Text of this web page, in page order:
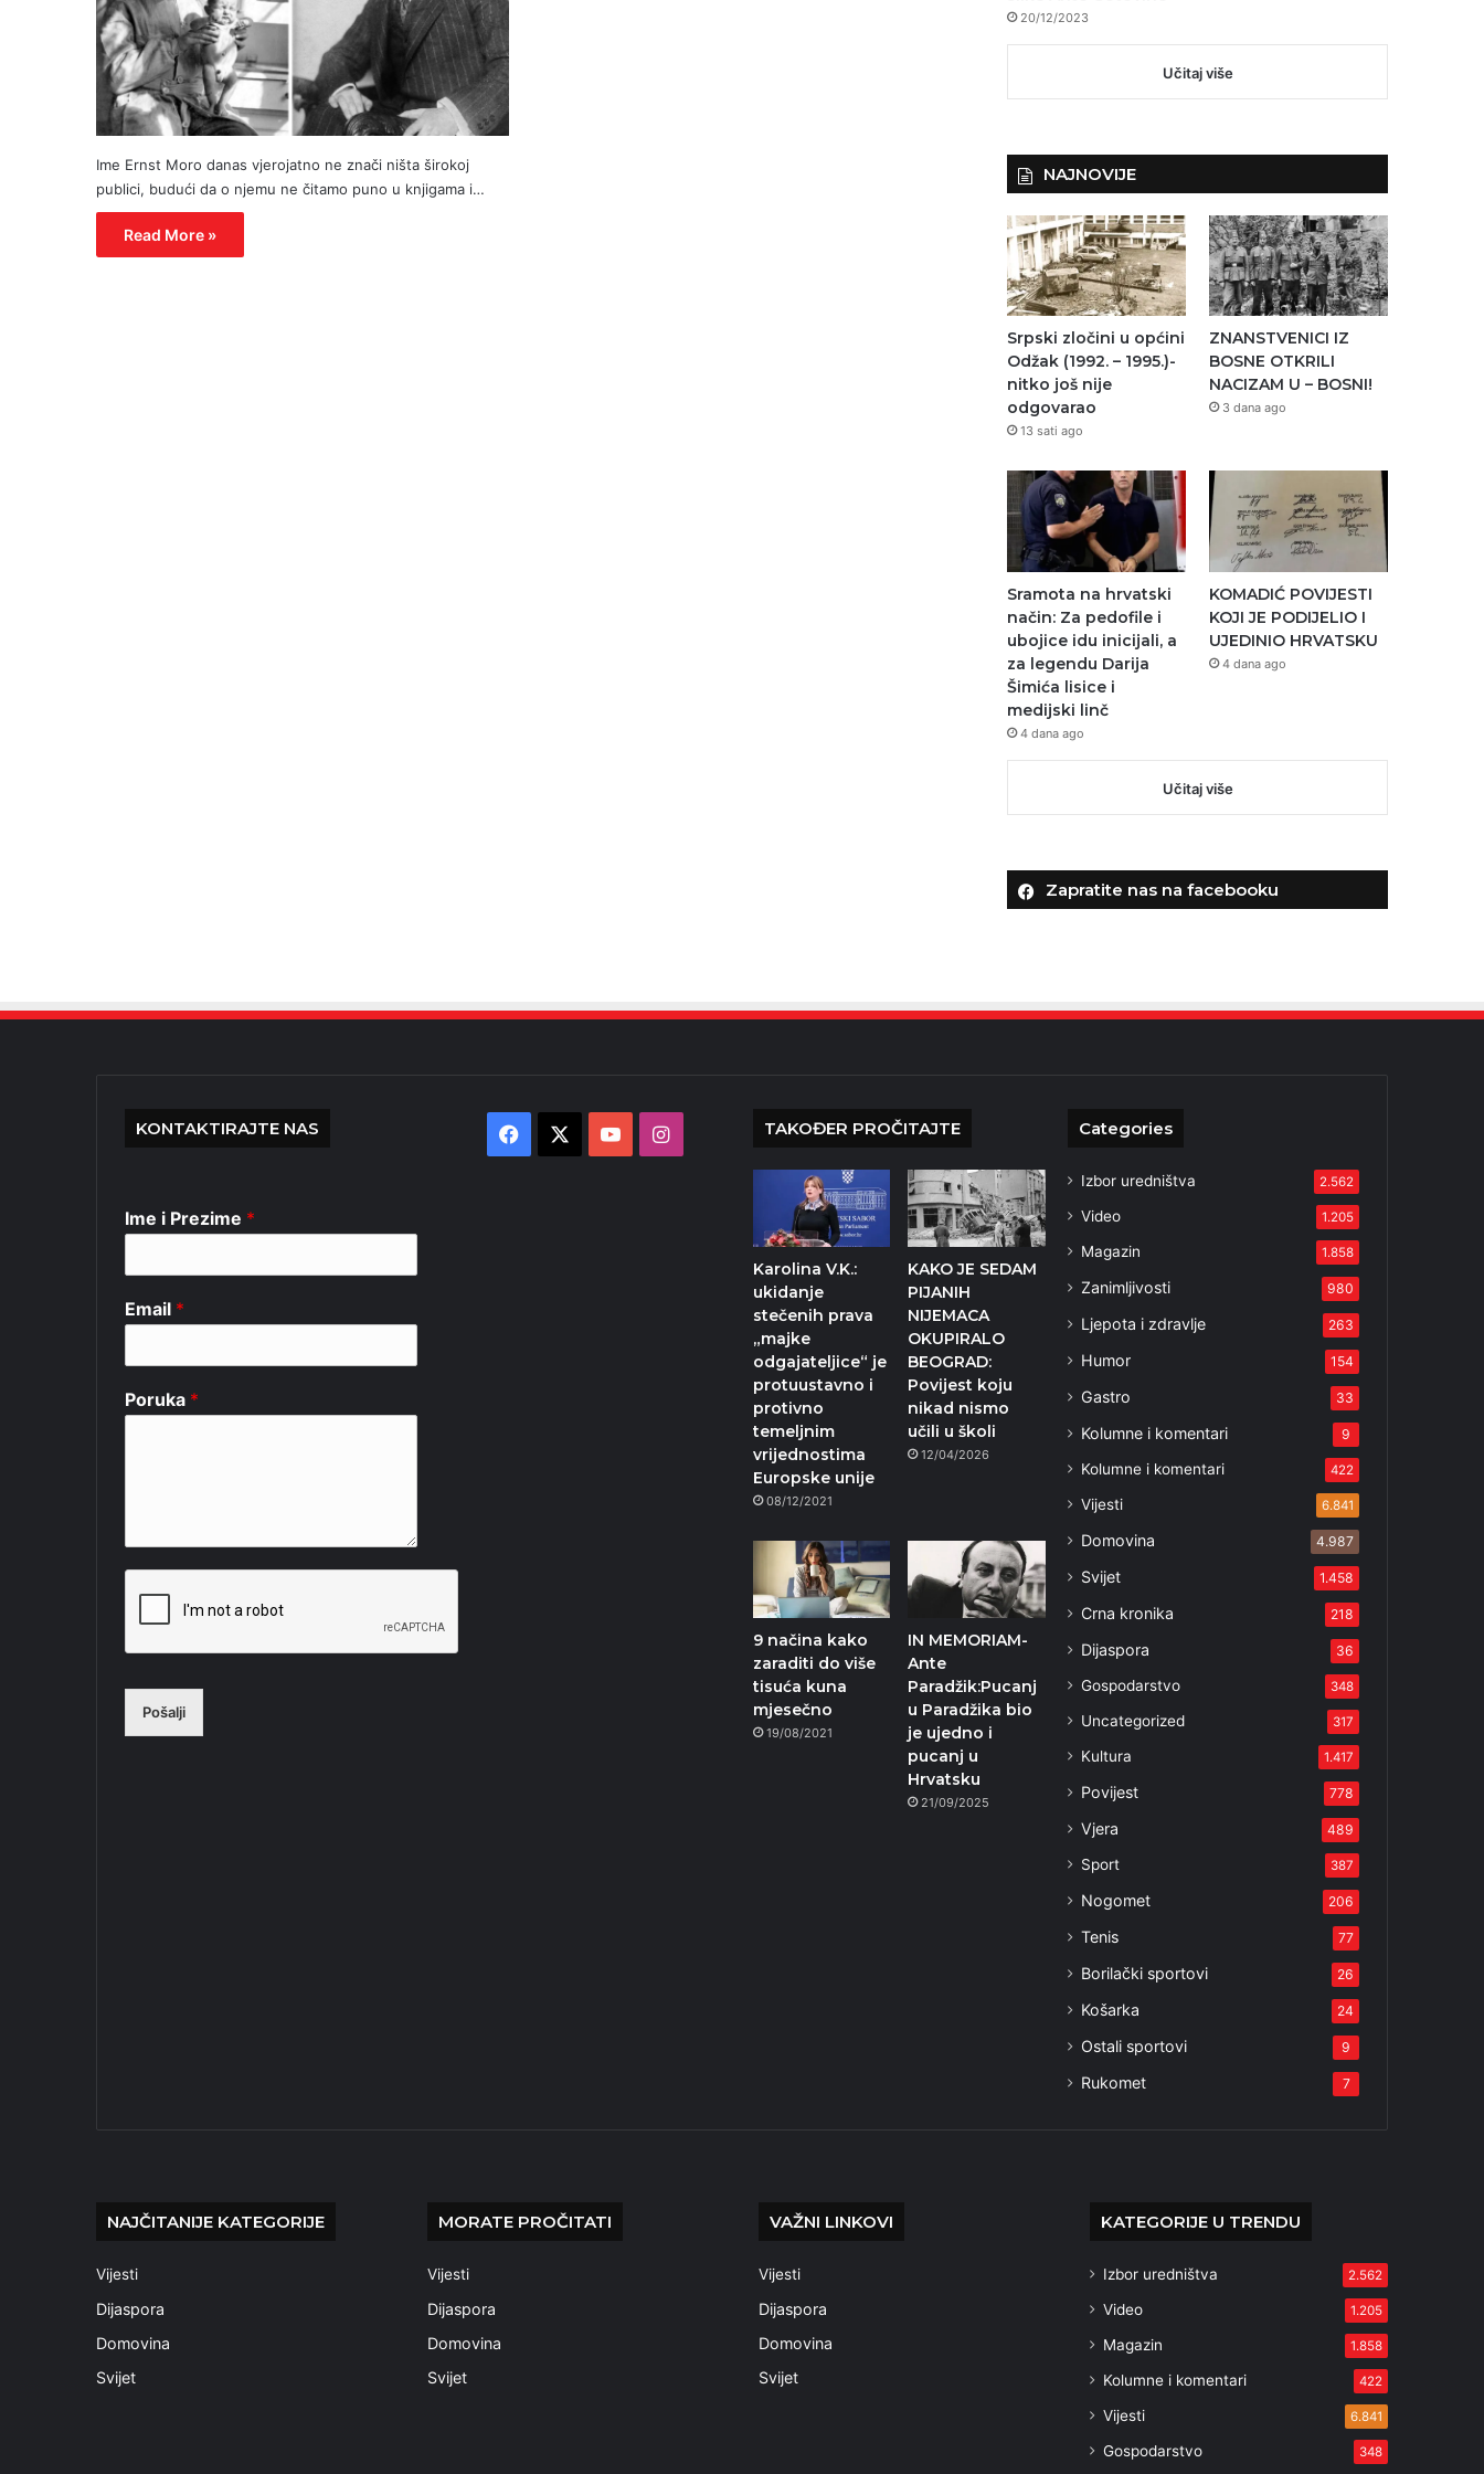
Ime Ernst Moro danas vjerojatno ne znači ništa širokoj
publici, budući da o njemu ne čitamo puno u knjigama i…
Read More »
20/12/2023
Učitaj više
NAJNOVIJE
Srpski zločini u općini
Odžak (1992. – 1995.)-
nitko još nije
odgovarao
13 sati ago
ZNANSTVENICI IZ
BOSNE OTKRILI
NACIZAM U – BOSNI!
3 dana ago
Sramota na hrvatski
način: Za pedofile i
ubojice idu inicijali, a
za legendu Darija
Šimića lisice i
medijski linč
4 dana ago
KOMADIĆ POVIJESTI
KOJI JE PODIJELIO I
UJEDINIO HRVATSKU
4 dana ago
Učitaj više
Zapratite nas na facebooku
KONTAKTIRAJTE NAS
Ime i Prezime *
Email *
Poruka *
Pošalji
Facebook YouTubeInstagram TAKOĐER PROČITAJTE
Karolina V.K.:
ukidanje
stečenih prava
„majke
odgajateljice“ je
protuustavno i
protivno
temeljnim
vrijednostima
Europske unije
08/12/2021
KAKO JE SEDAM
PIJANIH
NIJEMACA
OKUPIRALO
BEOGRAD:
Povijest koju
nikad nismo
učili u školi
12/04/2026
9 načina kako
zaraditi do više
tisuća kuna
mjesečno
19/08/2021
IN MEMORIAM-
Ante
Paradžik:Pucanj
u Paradžika bio
je ujedno i
pucanj u
Hrvatsku
21/09/2025
Categories
Izbor uredništva 2.562
Video 1.205
Magazin 1.858
Zanimljivosti 980
Ljepota i zdravlje 263
Humor 154
Gastro 33
Kolumne i komentari 9
Kolumne i komentari 422
Vijesti 6.841
Domovina 4.987
Svijet 1.458
Crna kronika 218
Dijaspora 36
Gospodarstvo 348
Uncategorized 317
Kultura 1.417
Povijest 778
Vjera 489
Sport 387
Nogomet 206
Tenis 77
Borilački sportovi 26
Košarka 24
Ostali sportovi 9
Rukomet 7
NAJČITANIJE KATEGORIJE
Vijesti
Dijaspora
Domovina
Svijet
MORATE PROČITATI
Vijesti
Dijaspora
Domovina
Svijet
VAŽNI LINKOVI
Vijesti
Dijaspora
Domovina
Svijet
KATEGORIJE U TRENDU
Izbor uredništva 2.562
Video 1.205
Magazin 1.858
Kolumne i komentari 422
Vijesti 6.841
Gospodarstvo 348